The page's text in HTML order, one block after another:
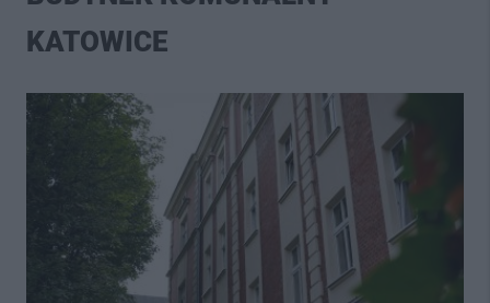
KATOWICE